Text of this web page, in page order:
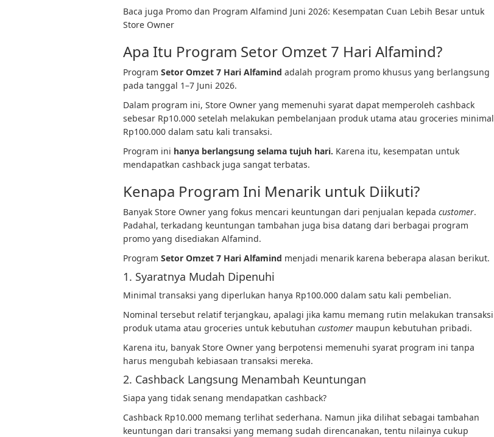
Baca juga Promo dan Program Alfamind Juni 2026: Kesempatan Cuan Lebih Besar untuk
Store Owner
Apa Itu Program Setor Omzet 7 Hari Alfamind?
Program Setor Omzet 7 Hari Alfamind adalah program promo khusus yang berlangsung
pada tanggal 1–7 Juni 2026.
Dalam program ini, Store Owner yang memenuhi syarat dapat memperoleh cashback
sebesar Rp10.000 setelah melakukan pembelanjaan produk utama atau groceries minimal
Rp100.000 dalam satu kali transaksi.
Program ini hanya berlangsung selama tujuh hari. Karena itu, kesempatan untuk
mendapatkan cashback juga sangat terbatas.
Kenapa Program Ini Menarik untuk Diikuti?
Banyak Store Owner yang fokus mencari keuntungan dari penjualan kepada customer.
Padahal, terkadang keuntungan tambahan juga bisa datang dari berbagai program
promo yang disediakan Alfamind.
Program Setor Omzet 7 Hari Alfamind menjadi menarik karena beberapa alasan berikut.
1. Syaratnya Mudah Dipenuhi
Minimal transaksi yang diperlukan hanya Rp100.000 dalam satu kali pembelian.
Nominal tersebut relatif terjangkau, apalagi jika kamu memang rutin melakukan transaksi
produk utama atau groceries untuk kebutuhan customer maupun kebutuhan pribadi.
Karena itu, banyak Store Owner yang berpotensi memenuhi syarat program ini tanpa
harus mengubah kebiasaan transaksi mereka.
2. Cashback Langsung Menambah Keuntungan
Siapa yang tidak senang mendapatkan cashback?
Cashback Rp10.000 memang terlihat sederhana. Namun jika dilihat sebagai tambahan
keuntungan dari transaksi yang memang sudah direncanakan, tentu nilainya cukup